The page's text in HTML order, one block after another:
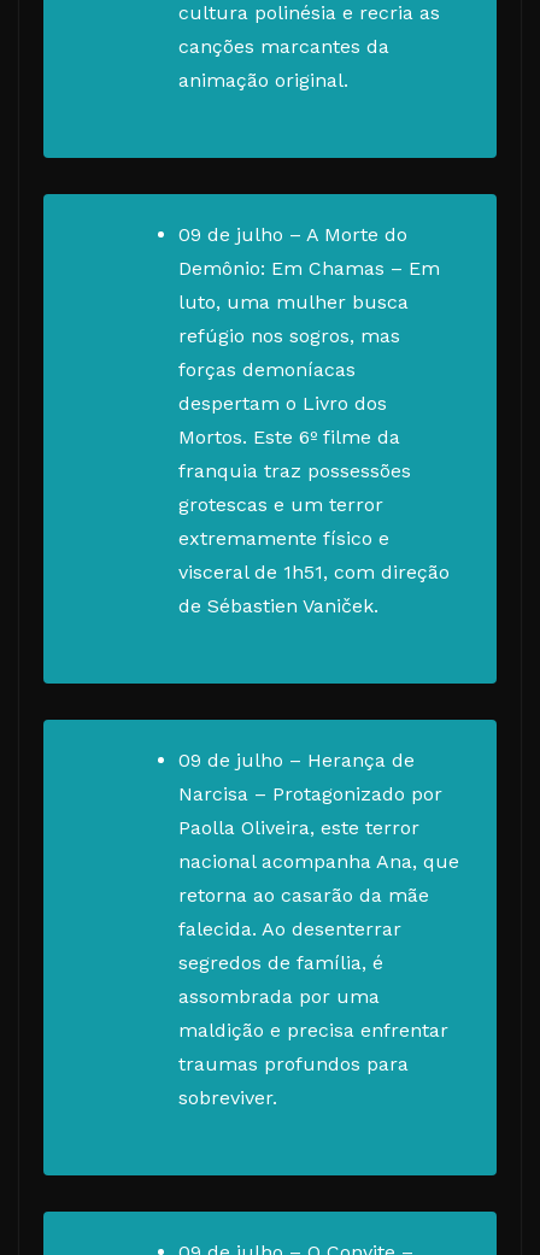
cultura polinésia e recria as
canções marcantes da
animação original.
09 de julho – A Morte do
Demônio: Em Chamas – Em
luto, uma mulher busca
refúgio nos sogros, mas
forças demoníacas
despertam o Livro dos
Mortos. Este 6º filme da
franquia traz possessões
grotescas e um terror
extremamente físico e
visceral de 1h51, com direção
de Sébastien Vaniček.
09 de julho – Herança de
Narcisa – Protagonizado por
Paolla Oliveira, este terror
nacional acompanha Ana, que
retorna ao casarão da mãe
falecida. Ao desenterrar
segredos de família, é
assombrada por uma
maldição e precisa enfrentar
traumas profundos para
sobreviver.